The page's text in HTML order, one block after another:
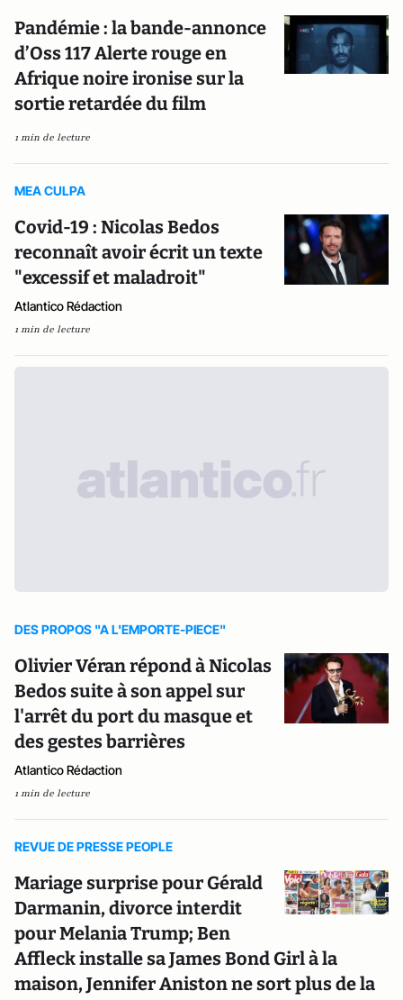
Pandémie : la bande-annonce
d’Oss 117 Alerte rouge en
Afrique noire ironise sur la
sortie retardée du film
1 min de lecture
MEA CULPA
Covid-19 : Nicolas Bedos
reconnaît avoir écrit un texte
"excessif et maladroit"
Atlantico Rédaction
1 min de lecture
DES PROPOS "A L'EMPORTE-PIECE"
Olivier Véran répond à Nicolas
Bedos suite à son appel sur
l'arrêt du port du masque et
des gestes barrières
Atlantico Rédaction
1 min de lecture
REVUE DE PRESSE PEOPLE
Mariage surprise pour Gérald
Darmanin, divorce interdit
pour Melania Trump; Ben
Affleck installe sa James Bond Girl à la
maison, Jennifer Aniston ne sort plus de la